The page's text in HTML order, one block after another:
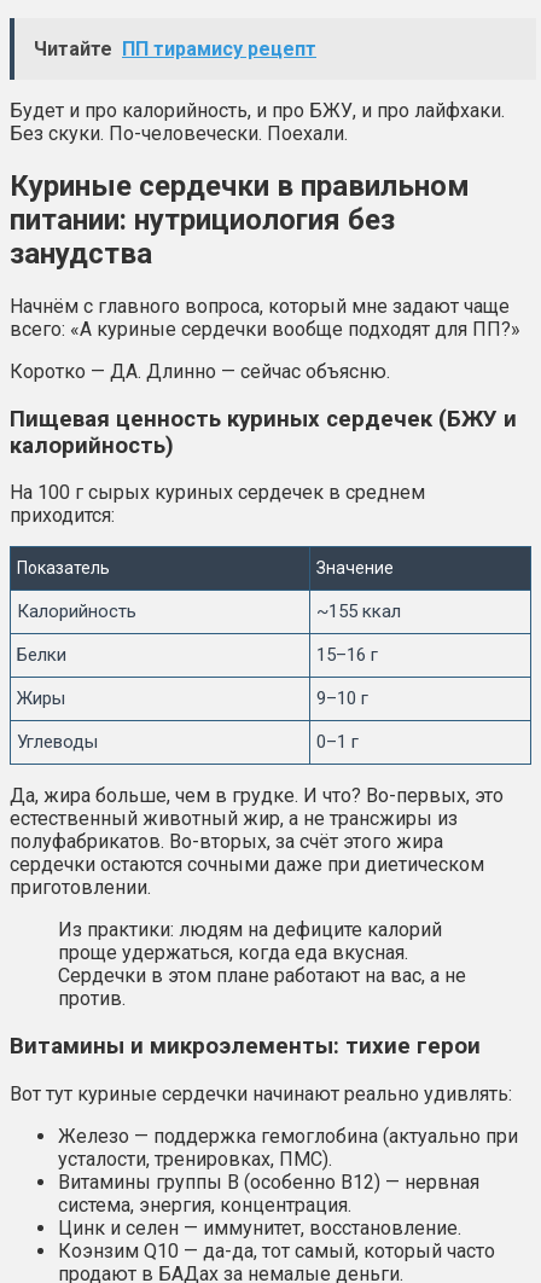
Читайте ПП тирамису рецепт
Будет и про калорийность, и про БЖУ, и про лайфхаки.
Без скуки. По-человечески. Поехали.
Куриные сердечки в правильном
питании: нутрициология без
занудства
Начнём с главного вопроса, который мне задают чаще
всего: «А куриные сердечки вообще подходят для ПП?»
Коротко — ДА. Длинно — сейчас объясню.
Пищевая ценность куриных сердечек (БЖУ и
калорийность)
На 100 г сырых куриных сердечек в среднем
приходится:
Показатель Значение
Калорийность
~155 ккал
Белки
15–16 г
Жиры
9–10 г
Углеводы
0–1 г
Да, жира больше, чем в грудке. И что? Во-первых, это
естественный животный жир, а не трансжиры из
полуфабрикатов. Во-вторых, за счёт этого жира
сердечки остаются сочными даже при диетическом
приготовлении.
Из практики: людям на дефиците калорий
проще удержаться, когда еда вкусная.
Сердечки в этом плане работают на вас, а не
против.
Витамины и микроэлементы: тихие герои
Вот тут куриные сердечки начинают реально удивлять:
Железо — поддержка гемоглобина (актуально при
усталости, тренировках, ПМС).
Витамины группы B (особенно B12) — нервная
система, энергия, концентрация.
Цинк и селен — иммунитет, восстановление.
Коэнзим Q10 — да-да, тот самый, который часто
продают в БАДах за немалые деньги.